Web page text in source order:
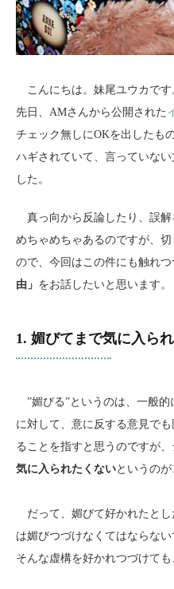
こんにちは。妹尾ユウカです
先日、AMさんから公開された
チェック無しにOKを出したも
ハギされていて、言っていな
した。
真っ向から反論したり、誤解
めちゃめちゃあるのですが、
ので、今回はこの件にも触れつ
由」 をお話したいと思います。
1. 媚びてまで気に入ら
”媚びる”というのは、一般的
に対して、意に反する意見で
ることを指すと思うのですが、
気に入られたくないというのが
だって、媚びて好かれたとし
は媚びつづけなくてはならない
そんな虚構を好かれつづけて